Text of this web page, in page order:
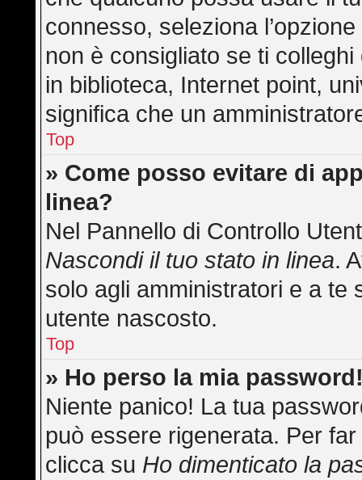
connesso, seleziona
non è consigliato se ti
in biblioteca, Internet point,
significa che un
Top
» Come posso evitare di
linea?
Nel Pannello di Controllo
Nascondi il tuo stato in linea.
solo agli amministratori e a te
utente nascosto.
Top
» Ho perso la mia
Niente panico! La tua
può essere rigenerata. Per
clicca su Ho dimenticato la